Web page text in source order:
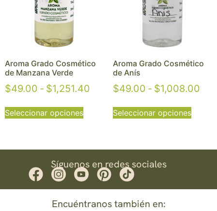
Aroma Grado Cosmético
de Manzana Verde
$49.00 - $1,251.40
Seleccionar opciones
Aroma Grado Cosmético
de Anís
$49.00 - $1,008.00
Seleccionar opciones
Síguenos en redes sociales
Encuéntranos también en: